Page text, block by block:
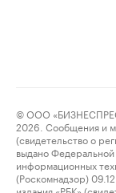
© ООО
2026. Сообщения и
(свидетельство о
выдано
информационных
(Роскомнадзор)